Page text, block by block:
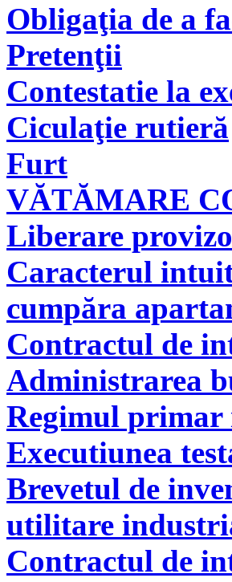
Obligaţia de a
Pretenţii
Contestatie la
Ciculaţie rutieră
Furt
VĂTĂMARE
Liberare
Caracterul
cumpăra
Contractul de
Administrarea
Regimul
Executiunea
Brevetul de
utilitare
Contractul de